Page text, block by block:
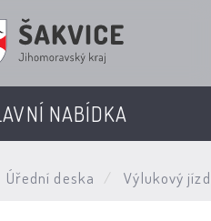
NABÍDKA
Úřední deska Výlukový